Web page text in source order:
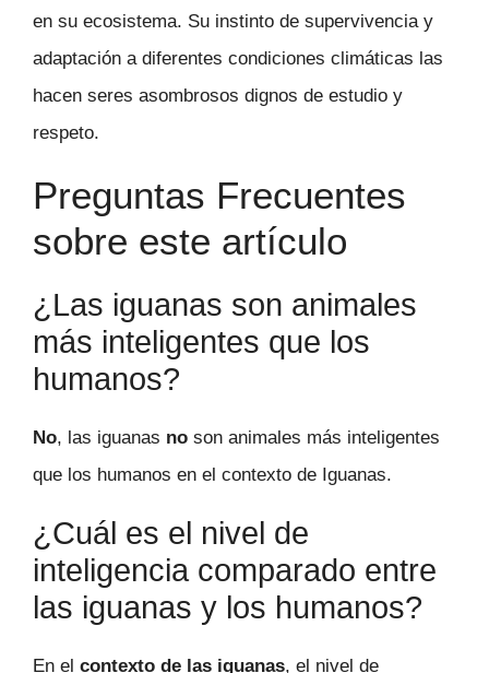
en su ecosistema. Su instinto de supervivencia y
adaptación a diferentes condiciones climáticas las
hacen seres asombrosos dignos de estudio y
respeto.
Preguntas Frecuentes
sobre este artículo
¿Las iguanas son animales
más inteligentes que los
humanos?
No, las iguanas no son animales más inteligentes
que los humanos en el contexto de Iguanas.
¿Cuál es el nivel de
inteligencia comparado entre
las iguanas y los humanos?
En el contexto de las iguanas, el nivel de